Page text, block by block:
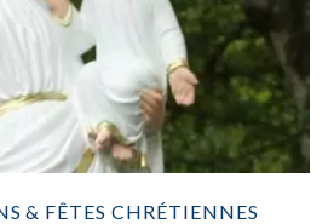
& FÊTES CHRÉTIENNES